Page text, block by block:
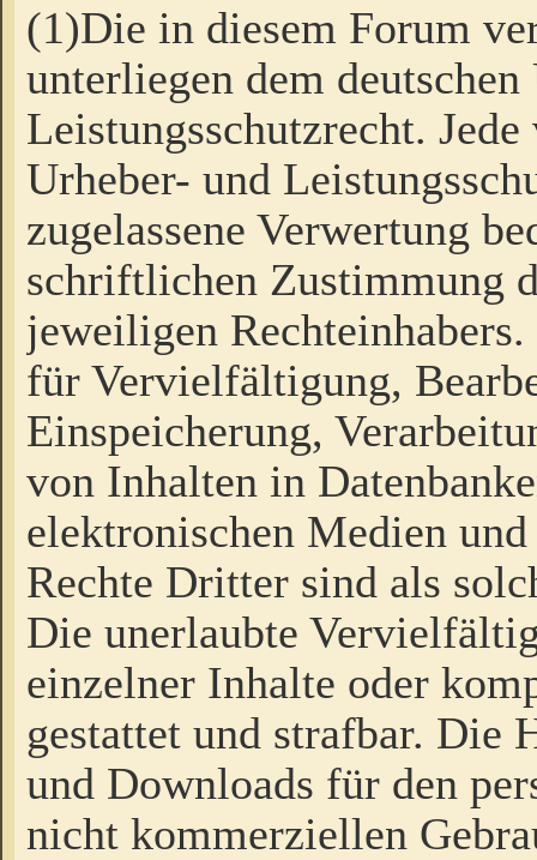
(1)Die in diesem Forum
unterliegen dem
Leistungsschutzrecht.
Urheber- und
zugelassene Verwertung
schriftlichen Zustimmung
jeweiligen
für Vervielfältigung,
Einspeicherung,
von Inhalten in
elektronischen Medien
Rechte Dritter sind als
Die unerlaubte
einzelner Inhalte oder
gestattet und strafbar. Die
und Downloads für den
nicht kommerziellen